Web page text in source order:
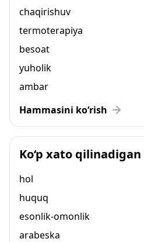
chaqirishuv
termoterapiya
besoat
yuholik
ambar
Hammasini ko‘rish
Ko‘p xato qilinadigan
hol
huquq
esonlik-omonlik
arabeska